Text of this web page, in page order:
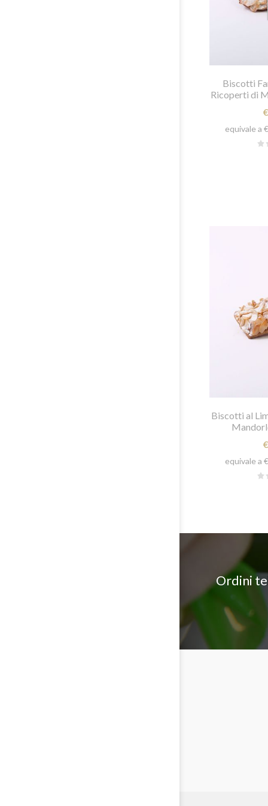
Biscotti
Ricoperti di
equivale a
Biscotti al
equivale a
Ordini